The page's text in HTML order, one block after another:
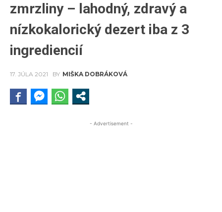
zmrzliny – lahodný, zdravý a
nízkokalorický dezert iba z 3
ingrediencií
17. JÚLA 2021 BY MIŠKA DOBRÁKOVÁ
- Advertisement -